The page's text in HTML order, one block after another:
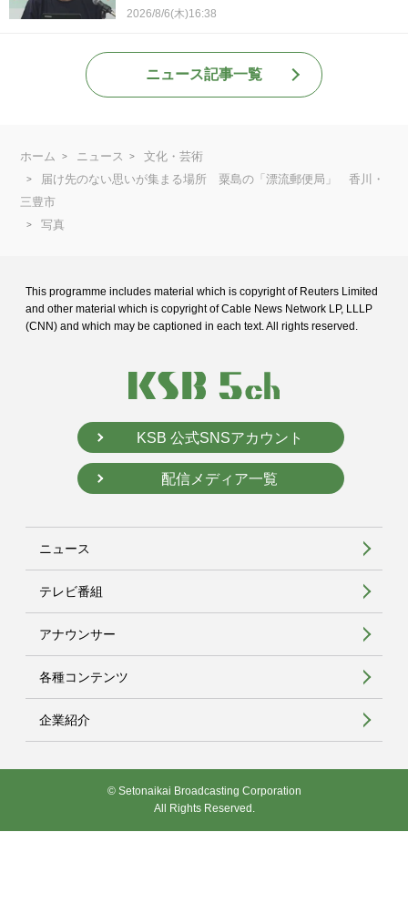
2026/8/6(木)16:38
ニュース記事一覧
ホーム ニュース
文化・芸術
届け先のない思いが集まる場所 粟島の「漂流郵便局」 香川・
三豊市
写真
This programme includes material which is copyright of Reuters Limited
and other material which is copyright of Cable News Network LP, LLLP
(CNN) and which may be captioned in each text. All rights reserved.
KSB 公式SNSアカウント
配信メディア一覧
ニュース
テレビ番組
アナウンサー
各種コンテンツ
企業紹介
© Setonaikai Broadcasting Corporation
All Rights Reserved.